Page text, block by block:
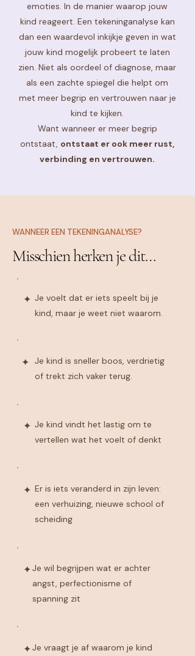
emoties. In de manier waarop jouw
kind reageert. Een tekeninganalyse kan
dan een waardevol inkijkje geven in wat
jouw kind mogelijk probeert te laten
zien. Niet als oordeel of diagnose, maar
als een zachte spiegel die helpt om
met meer begrip en vertrouwen naar je
kind te kijken.
Want wanneer er meer begrip
ontstaat, ontstaat er ook meer rust,
verbinding en vertrouwen.
WANNEER EEN TEKENINGANALYSE?
Misschien herken je dit…
✦ Je voelt dat er iets speelt bij je
kind, maar je weet niet waarom.
✦ Je kind is sneller boos, verdrietig
of trekt zich vaker terug.
✦ Je kind vindt het lastig om te
vertellen wat het voelt of denkt
✦ Er is iets veranderd in zijn leven:
een verhuizing, nieuwe school of
scheiding
✦Je wil begrijpen wat er achter
angst, perfectionisme of
spanning zit
✦Je vraagt je af waarom je kind